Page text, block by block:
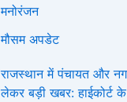
मनोरंजन
मौसम अपडेट
राजस्थान में पंचायत और
लेकर बड़ी खबर: हाईकोर्ट